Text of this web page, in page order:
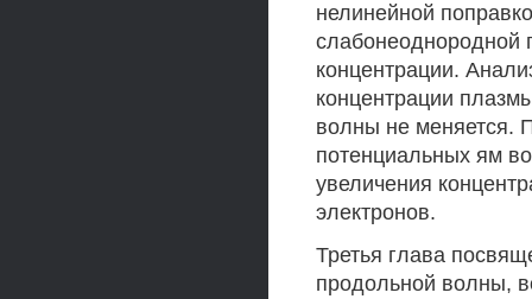
нелинейной
слабонеоднородной
концентрации.
концентрации
волны не меняется.
потенциальных ям
увеличения
электронов.
Третья глава
продольной волны,